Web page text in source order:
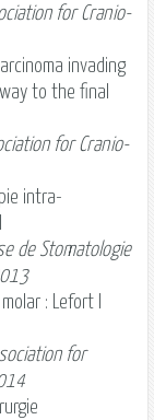
for Cranio-
invading
to the final
for Cranio-
intra-
de Stomatologie
: Lefort I
for